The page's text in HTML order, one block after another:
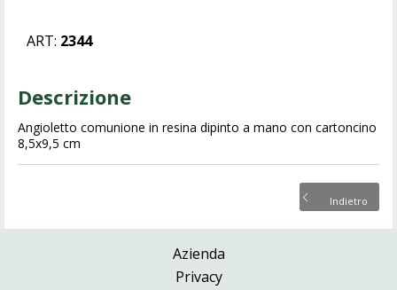
ART: 2344
Descrizione
Angioletto comunione in resina dipinto a mano con cartoncino
8,5x9,5 cm
Indietro
Azienda
Privacy